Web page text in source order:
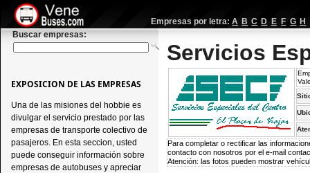
Empresas por letra: A B C D E F G H
Buscar empresas:
Servicios
Para completar o rectificar las
contacto con nosotros por el e-mail
Atención: las fotos pueden mostrar
EXPOSICION DE LAS EMPRESAS
Una de las misiones del hobbie es
divulgar el servicio prestado por las
empresas de transporte colectivo de
pasajeros. En esta seccion, usted
puede conseguir información sobre
empresas de autobuses y apreciar